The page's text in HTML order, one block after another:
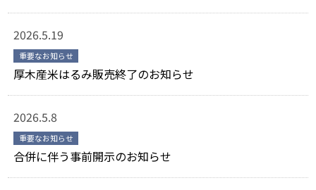
2026.5.19
重要なお知らせ
厚木産米はるみ販売終了のお知らせ
2026.5.8
重要なお知らせ
合併に伴う事前開示のお知らせ